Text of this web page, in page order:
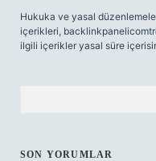
Hukuka ve yasal
içerikleri,
ilgili içerikler yasal süre
SON YORUMLAR